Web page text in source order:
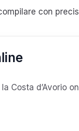
con
Costa d’Avorio